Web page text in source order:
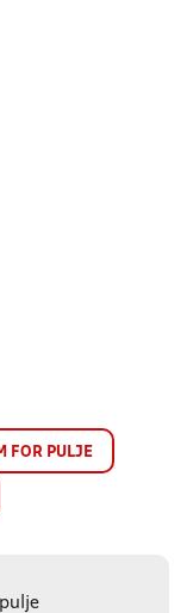
FOR PULJE